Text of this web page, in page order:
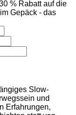
% Rabatt auf die
Gepäck - das